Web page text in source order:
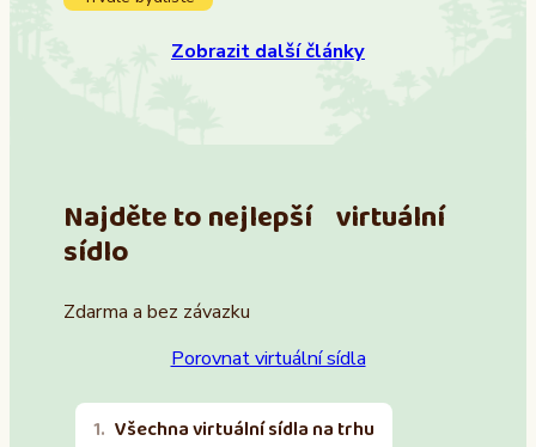
Zobrazit další články
Najděte to nejlepší virtuální
sídlo
Zdarma a bez závazku
Porovnat virtuální sídla
Všechna virtuální sídla na trhu